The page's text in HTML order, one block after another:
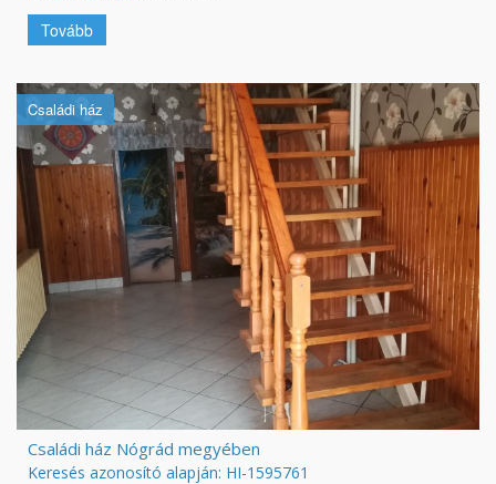
Tovább
Családi ház
Családi ház Nógrád megyében
Keresés azonosító alapján: HI-1595761